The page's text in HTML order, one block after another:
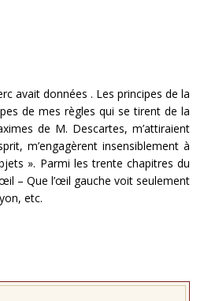
avait données . Les principes de la
de mes règles qui se tirent de la
de M. Descartes, m’attiraient
m’engagèrent insensiblement à
». Parmi les trente chapitres du
– Que l’œil gauche voit seulement
etc.